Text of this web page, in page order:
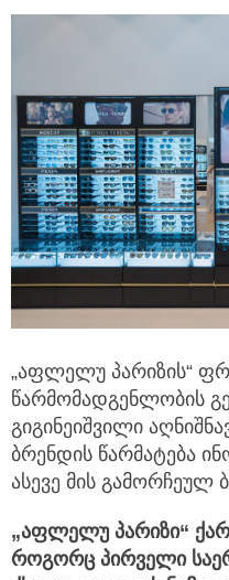
„აფლელუ პარიზის“
წარმომადგენლობის
გიგინეიშვილი
ბრენდის წარმატება
ასევე მის გამორჩეულ
„აფლელუ პარიზი“
როგორც პირველი